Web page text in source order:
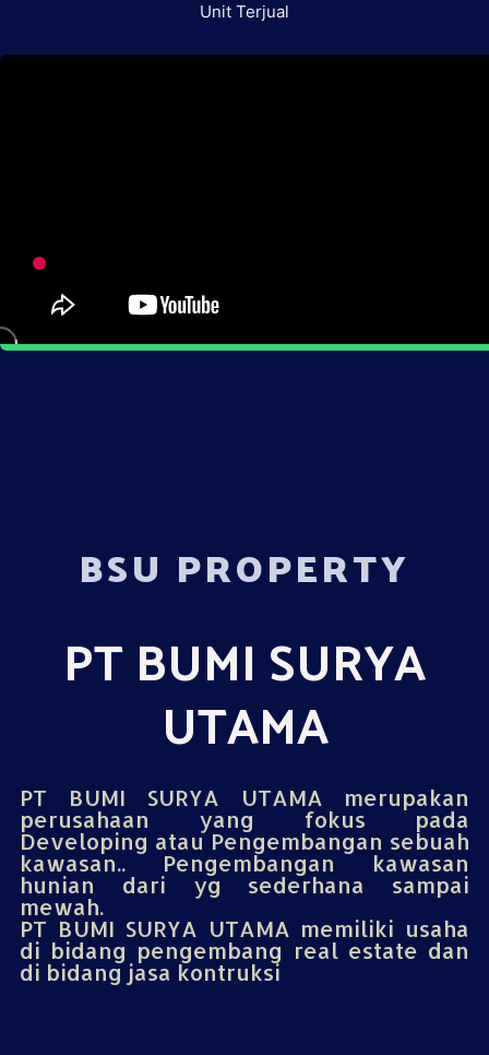
Unit Terjual
BSU PROPERTY
PT BUMI SURYA
UTAMA
PT BUMI SURYA UTAMA merupakan
perusahaan yang fokus pada
Developing atau Pengembangan sebuah
kawasan.. Pengembangan kawasan
hunian dari yg sederhana sampai
mewah.
PT BUMI SURYA UTAMA memiliki usaha
di bidang pengembang real estate dan
di bidang jasa kontruksi